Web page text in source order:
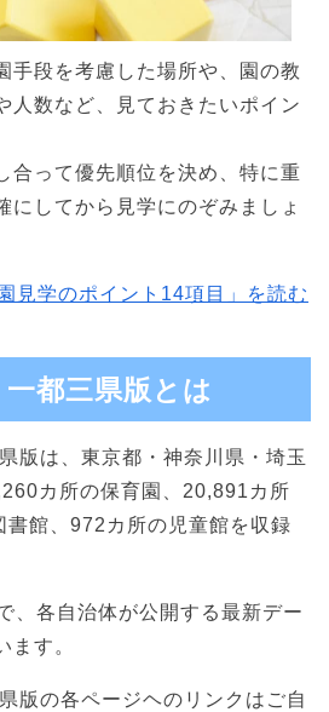
手段を考慮した場所や、園の教
人数など、見ておきたいポイン
合って優先順位を決め、特に重
にしてから見学にのぞみましょ
園見学のポイント14項目」を読む
都三県版とは
版は、東京都・神奈川県・埼玉
カ所の保育園、20,891カ所
館、972カ所の児童館を収録
、各自治体が公開する最新デー
ます。
版の各ページヘのリンクはご自